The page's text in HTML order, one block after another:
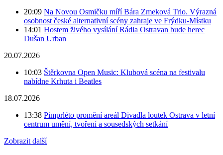
20:09 Na Novou Osmičku míří Bára Zmeková Trio. Výrazná
osobnost české alternativní scény zahraje ve Frýdku-Místku
14:01 Hostem živého vysílání Rádia Ostravan bude herec
Dušan Urban
20.07.2026
10:03 Štěrkovna Open Music: Klubová scéna na festivalu
nabídne Krhuta i Beatles
18.07.2026
13:38 Pimprléto promění areál Divadla loutek Ostrava v letní
centrum umění, tvoření a sousedských setkání
Zobrazit další